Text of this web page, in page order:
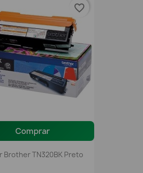
Comprar
Brother TN320BK Preto
favorite_border